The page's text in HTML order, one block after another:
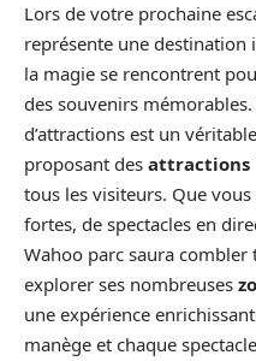
Lors de votre prochaine
représente une destination
la magie se rencontrent
des souvenirs
d’attractions est un
proposant des attractions
tous les visiteurs. Que
fortes, de spectacles en
Wahoo parc saura combler
explorer ses nombreuses
une expérience
manège et chaque